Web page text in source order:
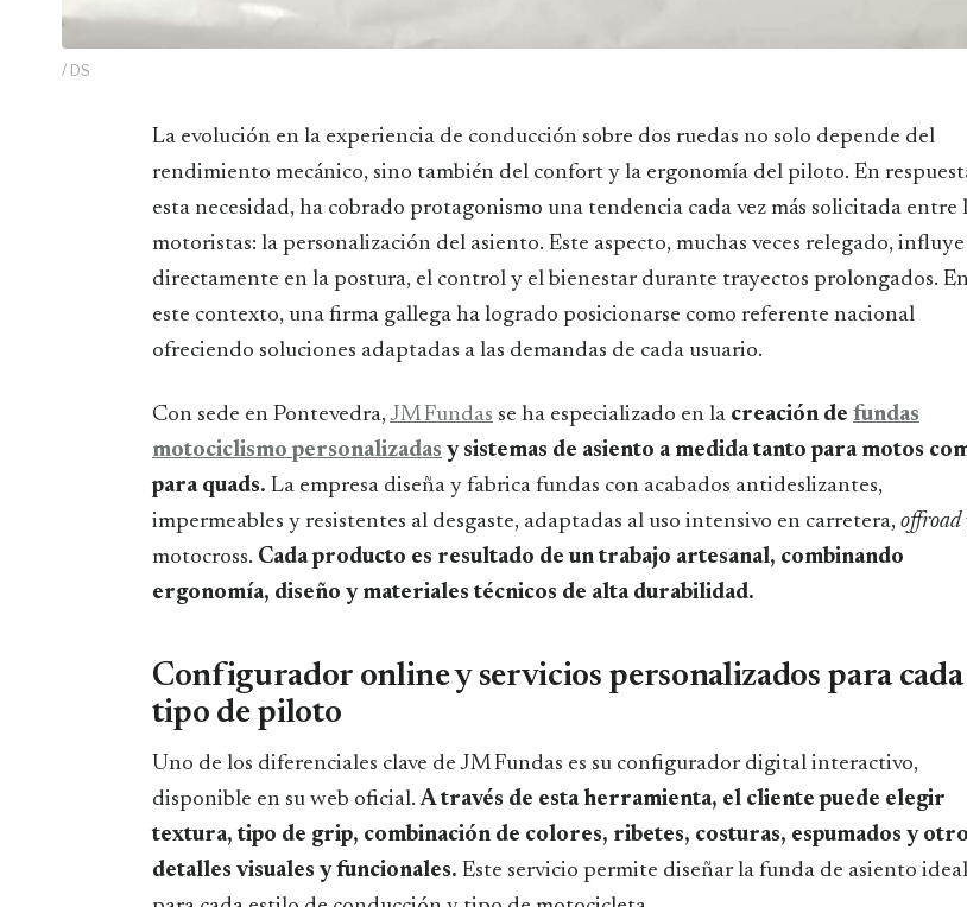
/ DS
La evolución en la experiencia de conducción sobre dos ruedas no solo depende del
rendimiento mecánico, sino también del confort y la ergonomía del piloto. En
esta necesidad, ha cobrado protagonismo una tendencia cada vez más solicitada entre
motoristas: la personalización del asiento. Este aspecto, muchas veces relegado, influye
directamente en la postura, el control y el bienestar durante trayectos prolongados.
este contexto, una firma gallega ha logrado posicionarse como referente nacional
ofreciendo soluciones adaptadas a las demandas de cada usuario.
Con sede en Pontevedra,JM Fundas se ha especializado en la creación de fundas
motociclismo personalizadas y sistemas de asiento a medida tanto para motos
para quads. La empresa diseña y fabrica fundas con acabados antideslizantes,
impermeables y resistentes al desgaste, adaptadas al uso intensivo en carretera, offroad
motocross. Cada producto es resultado de un trabajo artesanal, combinando
ergonomía, diseño y materiales técnicos de alta durabilidad.
Configurador online y servicios personalizados para cada
tipo de piloto
Uno de los diferenciales clave de JM Fundas es su configurador digital interactivo,
disponible en su web oficial.A través de esta herramienta, el cliente puede elegir
textura, tipo de grip, combinación de colores, ribetes, costuras, espumados y
detalles visuales y funcionales. Este servicio permite diseñar la funda de asiento ideal